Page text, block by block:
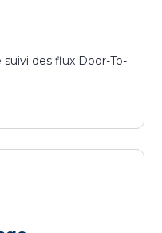
des flux Door-To-